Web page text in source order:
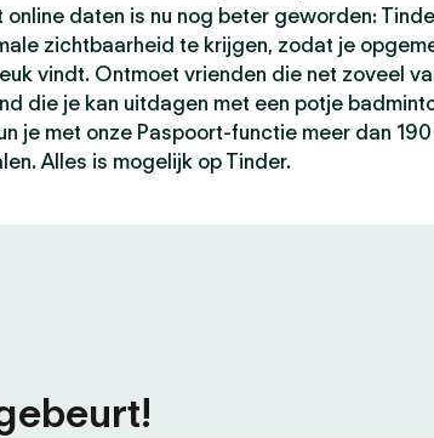
online daten is nu nog beter geworden:
zichtbaarheid te krijgen, zodat je
vindt. Ontmoet vrienden die net zoveel
die je kan uitdagen met een potje
je met onze Paspoort-functie meer dan
Alles is mogelijk op Tinder.